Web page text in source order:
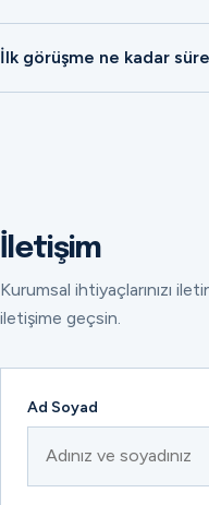
İlk görüşme ne kadar
İletişim
Kurumsal ihtiyaçlarınızı
iletişime geçsin.
Ad Soyad